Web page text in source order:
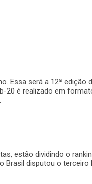
Essa será a 12ª edição
20 é realizado em
estão dividindo o
Brasil disputou o